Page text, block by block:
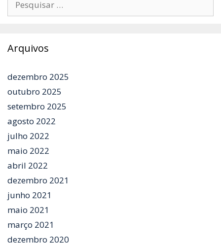
por:
Arquivos
dezembro 2025
outubro 2025
setembro 2025
agosto 2022
julho 2022
maio 2022
abril 2022
dezembro 2021
junho 2021
maio 2021
março 2021
dezembro 2020